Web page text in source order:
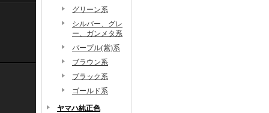
グリーン系
シルバー、グレ
ー、ガンメタ系
パープル(紫)系
ブラウン系
ブラック系
ゴールド系
ヤマハ純正色